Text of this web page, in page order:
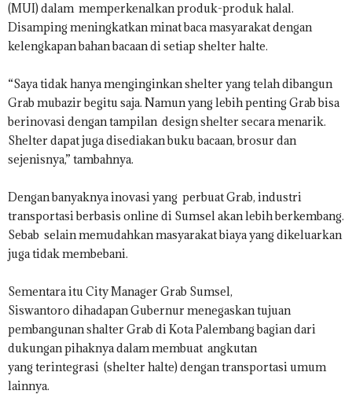
(MUI) dalam memperkenalkan produk-produk halal.
Disamping meningkatkan minat baca masyarakat dengan
kelengkapan bahan bacaan di setiap shelter halte.
“Saya tidak hanya menginginkan shelter yang telah dibangun
Grab mubazir begitu saja. Namun yang lebih penting Grab bisa
berinovasi dengan tampilan design shelter secara menarik.
Shelter dapat juga disediakan buku bacaan, brosur dan
sejenisnya,” tambahnya.
Dengan banyaknya inovasi yang perbuat Grab, industri
transportasi berbasis online di Sumsel akan lebih berkembang.
Sebab selain memudahkan masyarakat biaya yang dikeluarkan
juga tidak membebani.
Sementara itu City Manager Grab Sumsel,
Siswantoro dihadapan Gubernur menegaskan tujuan
pembangunan shalter Grab di Kota Palembang bagian dari
dukungan pihaknya dalam membuat angkutan
yang terintegrasi (shelter halte) dengan transportasi umum
lainnya.